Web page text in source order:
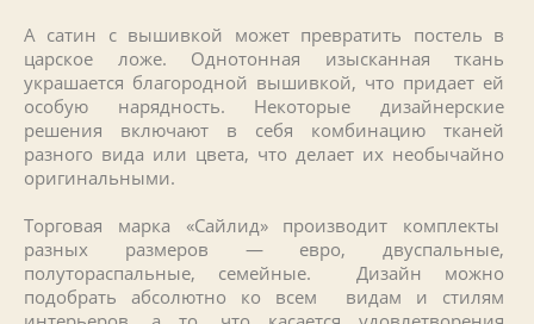
А сатин с вышивкой может превратить постель в
царское ложе. Однотонная изысканная ткань
украшается благородной вышивкой, что придает ей
особую нарядность. Некоторые дизайнерские
решения включают в себя комбинацию тканей
разного вида или цвета, что делает их необычайно
оригинальными.
Торговая марка «Сайлид» производит комплекты
разных размеров — евро, двуспальные,
полутораспальные, семейные. Дизайн можно
подобрать абсолютно ко всем видам и стилям